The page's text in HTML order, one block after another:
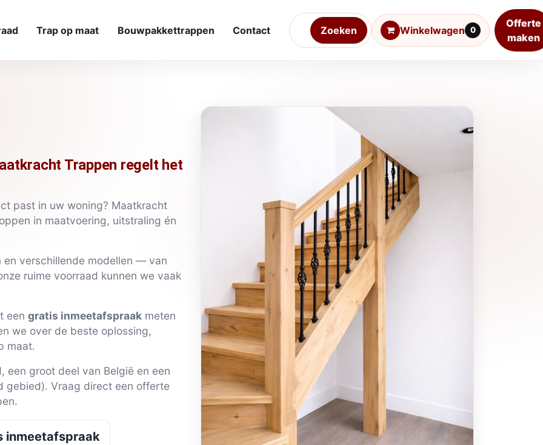
Winkelwagen 0
Offerte
maken
Trap op maat Bouwpakkettrappen Contact Zoeken
Trappen regelt het
past in uw woning? Maatkracht
in maatvoering, uitstraling én
en verschillende modellen — van
ruime voorraad kunnen we vaak
een gratis inmeetafspraak meten
we over de beste oplossing,
maat.
een groot deel van België en een
gebied). Vraag direct een offerte
inmeetafspraak